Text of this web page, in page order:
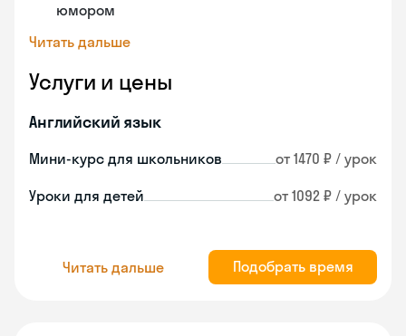
юмором
Читать дальше
Услуги и цены
Английский язык
Мини-курс для школьников от 1470 ₽ / урок
Уроки для детей от 1092 ₽ / урок
Читать дальше Подобрать время